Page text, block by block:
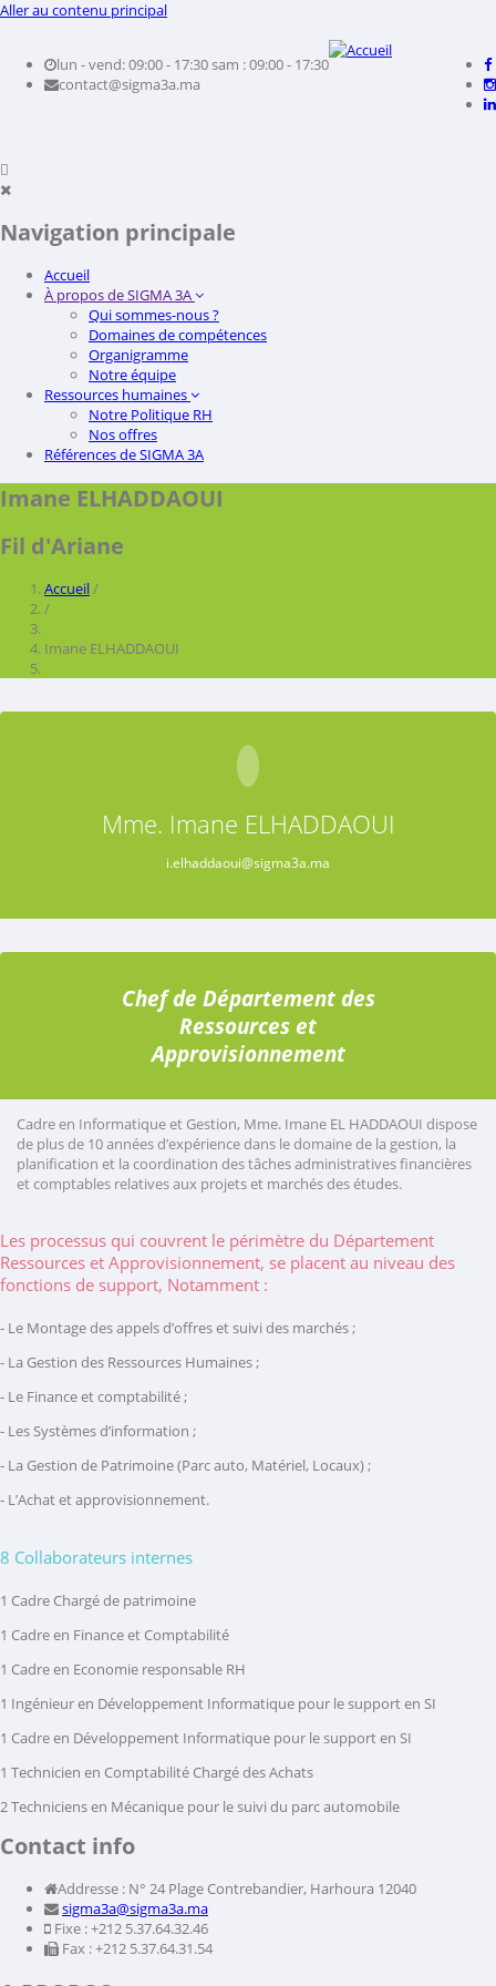
Aller au contenu principal
lun - vend: 09:00 - 17:30sam : 09:00 - 17:30
contact@sigma3a.ma
Navigation principale
Accueil
À propos de SIGMA 3A
Qui sommes-nous ?
Domaines de compétences
Organigramme
Notre équipe
Ressources humaines
Notre Politique RH
Nos offres
Références de SIGMA 3A
Imane ELHADDAOUI
Fil d'Ariane
Accueil/
/
Imane ELHADDAOUI
Mme. Imane ELHADDAOUI
i.elhaddaoui@sigma3a.ma
Chef de Département des
Ressources et
Approvisionnement
Cadre en Informatique et Gestion, Mme. Imane EL HADDAOUI dispose
de plus de 10 années d’expérience dans le domaine de la gestion, la
planification et la coordination des tâches administratives financières
et comptables relatives aux projets et marchés des études.
Les processus qui couvrent le périmètre du Département
Ressources et Approvisionnement, se placent au niveau des
fonctions de support, Notamment :
- Le Montage des appels d’offres et suivi des marchés ;
- La Gestion des Ressources Humaines ;
- Le Finance et comptabilité ;
- Les Systèmes d’information ;
- La Gestion de Patrimoine (Parc auto, Matériel, Locaux) ;
- L’Achat et approvisionnement.
8 Collaborateurs internes
1 Cadre Chargé de patrimoine
1 Cadre en Finance et Comptabilité
1 Cadre en Economie responsable RH
1 Ingénieur en Développement Informatique pour le support en SI
1 Cadre en Développement Informatique pour le support en SI
1 Technicien en Comptabilité Chargé des Achats
2 Techniciens en Mécanique pour le suivi du parc automobile
Contact info
Addresse : N° 24 Plage Contrebandier, Harhoura 12040
sigma3a@sigma3a.ma
Fixe : +212 5.37.64.32.46
Fax : +212 5.37.64.31.54